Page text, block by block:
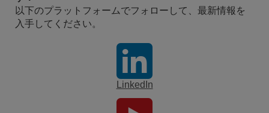
以下のプラットフォームでフォローして、最新情報を
入手してください。
LinkedIn